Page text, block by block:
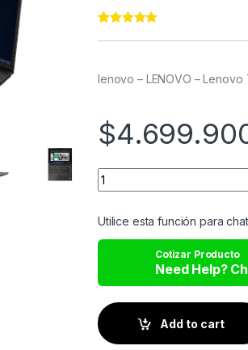
ratings
lenovo – LENOVO – Lenovo
$
Utilice esta función para
Cotizar Producto
Add to cart